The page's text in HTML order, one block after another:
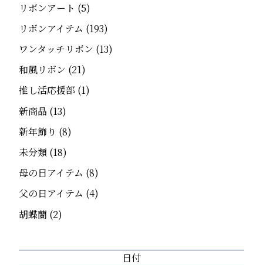
リボンアート (5)
リボンアイテム (193)
ワンタッチリボン (13)
和風リボン (21)
推し活応援部 (1)
新商品 (13)
新年飾り (8)
未分類 (18)
母の日アイテム (8)
父の日アイテム (4)
胡蝶蘭 (2)
日付